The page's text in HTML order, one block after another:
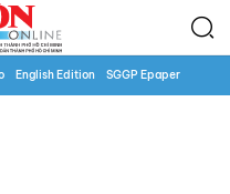
English Edition SGGP Epaper